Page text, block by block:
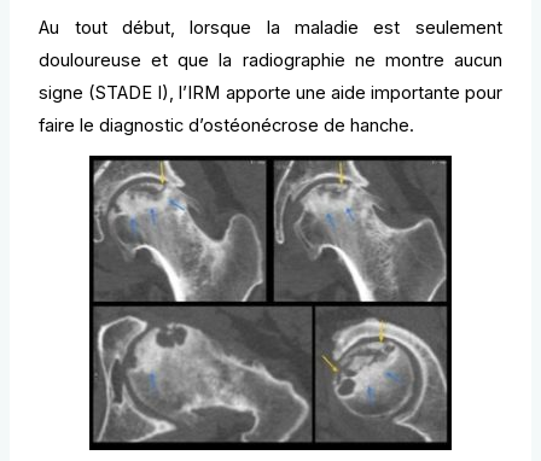
Au tout début, lorsque la maladie est seulement
douloureuse et que la radiographie ne montre aucun
signe (STADE I), l’IRM apporte une aide importante pour
faire le diagnostic d’ostéonécrose de hanche.